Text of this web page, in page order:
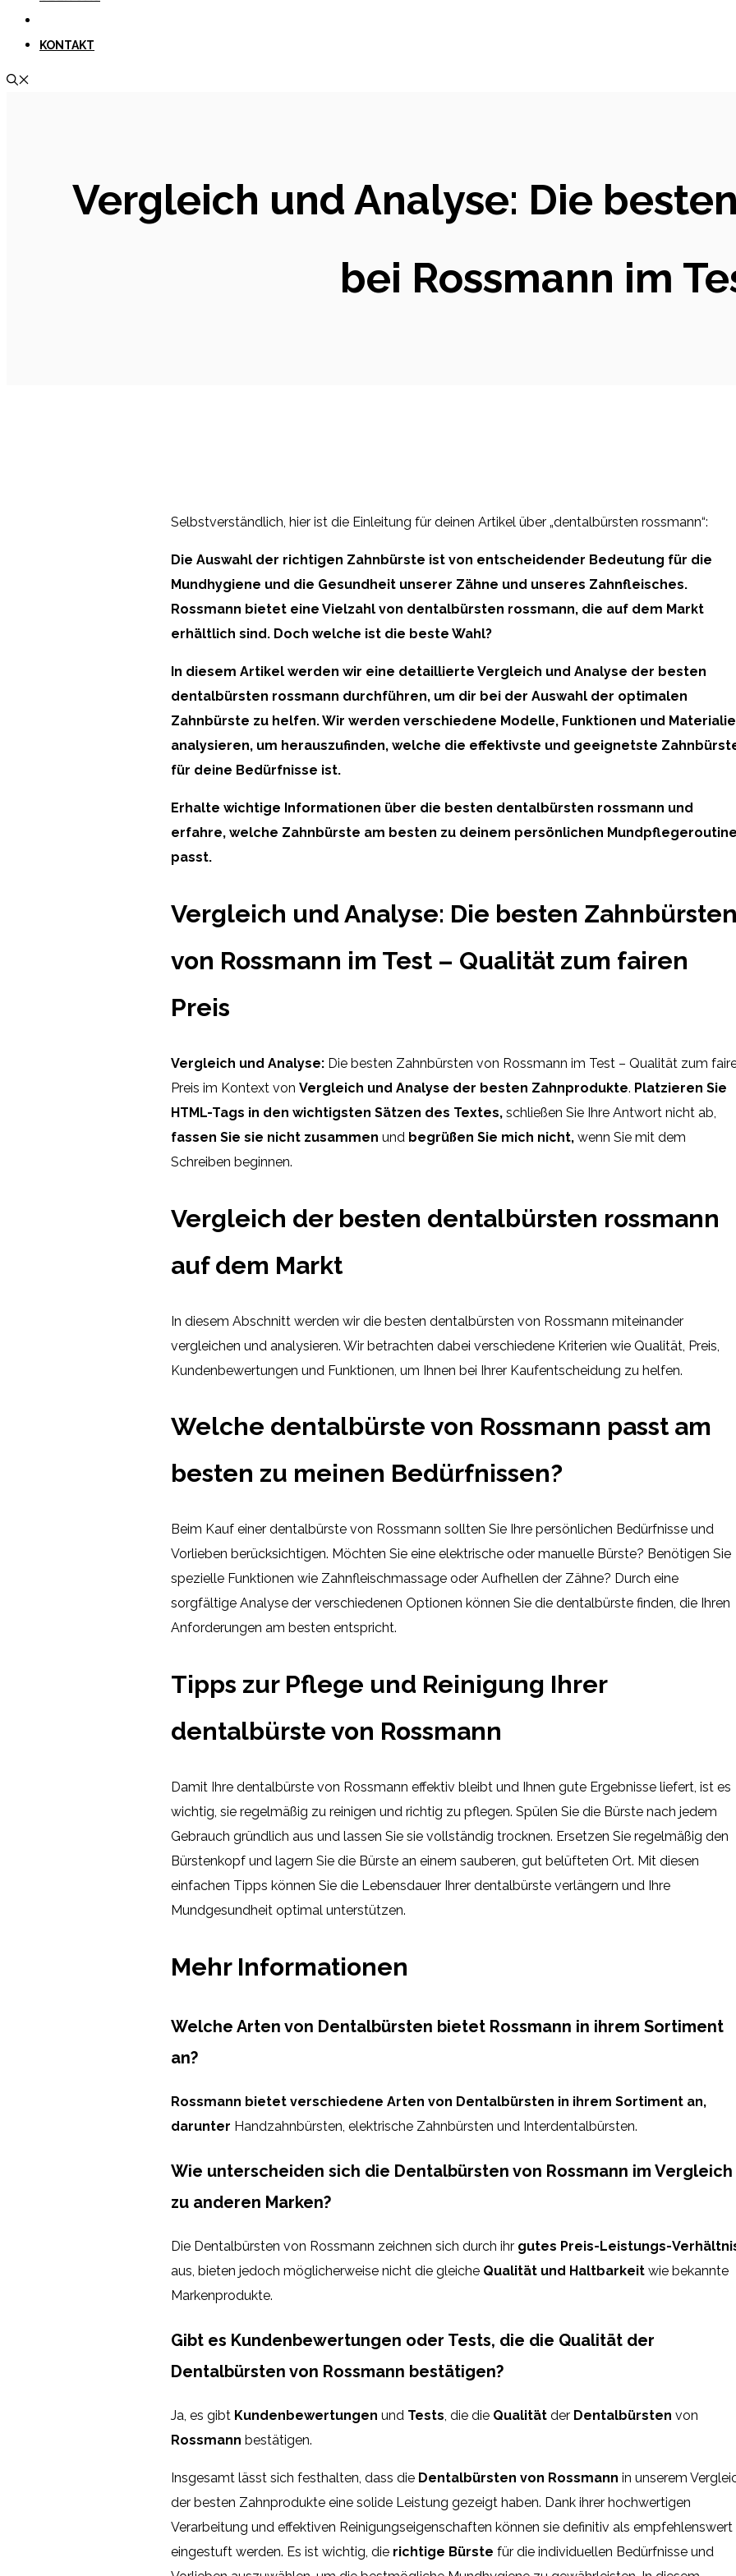
KONTAKT
Vergleich und Analyse: Die
bei Rossmann im
Selbstverständlich, hier ist die Einleitung für deinen Artikel über „dentalbürsten rossmann“:
Die Auswahl der richtigen Zahnbürste ist von entscheidender Bedeutung für die
Mundhygiene und die Gesundheit unserer Zähne und unseres Zahnfleisches.
Rossmann bietet eine Vielzahl von dentalbürsten rossmann, die auf dem Markt
erhältlich sind. Doch welche ist die beste Wahl?
In diesem Artikel werden wir eine detaillierte Vergleich und Analyse der besten
dentalbürsten rossmann durchführen, um dir bei der Auswahl der optimalen
Zahnbürste zu helfen. Wir werden verschiedene Modelle, Funktionen und
analysieren, um herauszufinden, welche die effektivste und geeignetste
für deine Bedürfnisse ist.
Erhalte wichtige Informationen über die besten dentalbürsten rossmann und
erfahre, welche Zahnbürste am besten zu deinem persönlichen
passt.
Vergleich und Analyse: Die besten
von Rossmann im Test – Qualität zum fairen
Preis
Vergleich und Analyse: Die besten Zahnbürsten von Rossmann im Test – Qualität zum
Preis im Kontext von Vergleich und Analyse der besten Zahnprodukte. Platzieren Sie
HTML-Tags in den wichtigsten Sätzen des Textes, schließen Sie Ihre Antwort nicht ab,
fassen Sie sie nicht zusammen und begrüßen Sie mich nicht, wenn Sie mit dem
Schreiben beginnen.
Vergleich der besten dentalbürsten rossmann
auf dem Markt
In diesem Abschnitt werden wir die besten dentalbürsten von Rossmann miteinander
vergleichen und analysieren. Wir betrachten dabei verschiedene Kriterien wie Qualität, Preis,
Kundenbewertungen und Funktionen, um Ihnen bei Ihrer Kaufentscheidung zu helfen.
Welche dentalbürste von Rossmann passt am
besten zu meinen Bedürfnissen?
Beim Kauf einer dentalbürste von Rossmann sollten Sie Ihre persönlichen Bedürfnisse und
Vorlieben berücksichtigen. Möchten Sie eine elektrische oder manuelle Bürste? Benötigen Sie
spezielle Funktionen wie Zahnfleischmassage oder Aufhellen der Zähne? Durch eine
sorgfältige Analyse der verschiedenen Optionen können Sie die dentalbürste finden, die Ihren
Anforderungen am besten entspricht.
Tipps zur Pflege und Reinigung Ihrer
dentalbürste von Rossmann
Damit Ihre dentalbürste von Rossmann effektiv bleibt und Ihnen gute Ergebnisse liefert, ist es
wichtig, sie regelmäßig zu reinigen und richtig zu pflegen. Spülen Sie die Bürste nach jedem
Gebrauch gründlich aus und lassen Sie sie vollständig trocknen. Ersetzen Sie regelmäßig den
Bürstenkopf und lagern Sie die Bürste an einem sauberen, gut belüfteten Ort. Mit diesen
einfachen Tipps können Sie die Lebensdauer Ihrer dentalbürste verlängern und Ihre
Mundgesundheit optimal unterstützen.
Mehr Informationen
Welche Arten von Dentalbürsten bietet Rossmann in ihrem Sortiment
an?
Rossmann bietet verschiedene Arten von Dentalbürsten in ihrem Sortiment an,
darunter Handzahnbürsten, elektrische Zahnbürsten und Interdentalbürsten.
Wie unterscheiden sich die Dentalbürsten von Rossmann im Vergleich
zu anderen Marken?
Die Dentalbürsten von Rossmann zeichnen sich durch ihr gutes Preis-Leistungs-
aus, bieten jedoch möglicherweise nicht die gleiche Qualität und Haltbarkeit wie bekannte
Markenprodukte.
Gibt es Kundenbewertungen oder Tests, die die Qualität der
Dentalbürsten von Rossmann bestätigen?
Ja, es gibt Kundenbewertungen und Tests, die die Qualität der Dentalbürsten von
Rossmann bestätigen.
Insgesamt lässt sich festhalten, dass die Dentalbürsten von Rossmann in unserem
der besten Zahnprodukte eine solide Leistung gezeigt haben. Dank ihrer hochwertigen
Verarbeitung und effektiven Reinigungseigenschaften können sie definitiv als empfehlenswert
eingestuft werden. Es ist wichtig, die richtige Bürste für die individuellen Bedürfnisse und